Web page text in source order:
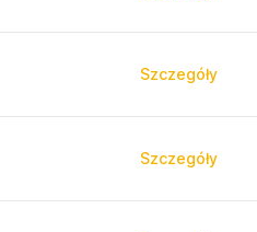
Szczegóły
Szczegóły